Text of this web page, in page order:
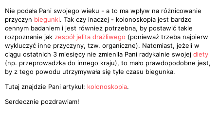
Nie podała Pani swojego wieku - a to ma wpływ na różnicowanie
przyczyn biegunki. Tak czy inaczej - kolonoskopia jest bardzo
cennym badaniem i jest również potrzebna, by postawić takie
rozpoznanie jak zespół jelita drażliwego (ponieważ trzeba najpierw
wykluczyć inne przyczyny, tzw. organiczne). Natomiast, jeżeli w
ciągu ostatnich 3 miesięcy nie zmieniła Pani radykalnie swojej diety
(np. przeprowadzka do innego kraju), to mało prawdopodobne jest,
by z tego powodu utrzymywała się tyle czasu biegunka.
Tutaj znajdzie Pani artykuł: kolonoskopia.
Serdecznie pozdrawiam!